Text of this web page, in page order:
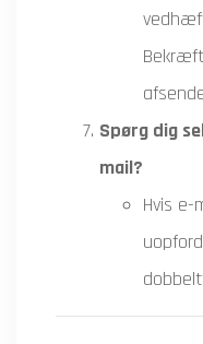
Spørg dig
mail?
Hvis